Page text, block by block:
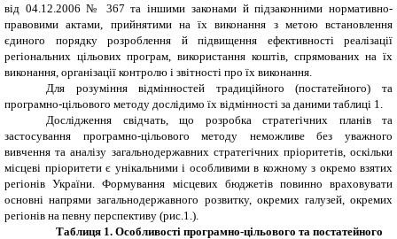
від 04.12.2006 № 367 та іншими законами й підзаконними нормативно-
правовими актами, прийнятими на їх виконання з метою встановлення
єдиного порядку розроблення й підвищення ефективності реалізації
регіональних цільових програм, використання коштів, спрямованих на їх
виконання, організації контролю і звітності про їх виконання.
Для розуміння відмінностей традиційного (постатейного) та
програмно-цільового методу дослідимо їх відмінності за даними таблиці 1.
Дослідження свідчать, що розробка стратегічних планів та
застосування програмно-цільового методу неможливе без уважного
вивчення та аналізу загальнодержавних стратегічних пріоритетів, оскільки
місцеві пріоритети є унікальними і особливими в кожному з окремо взятих
регіонів України. Формування місцевих бюджетів повинно враховувати
основні напрями загальнодержавного розвитку, окремих галузей, окремих
регіонів на певну перспективу (рис.1.).
Таблиця 1. Особливості програмно-цільового та постатейного